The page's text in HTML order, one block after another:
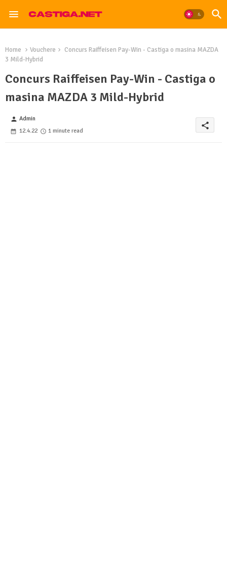
Home Vouchere
Concurs Raiffeisen Pay-Win - Castiga o masina MAZDA
3 Mild-Hybrid
Concurs Raiffeisen Pay-Win - Castiga o
masina MAZDA 3 Mild-Hybrid
person Admin
12.4.22
1 minute read
share